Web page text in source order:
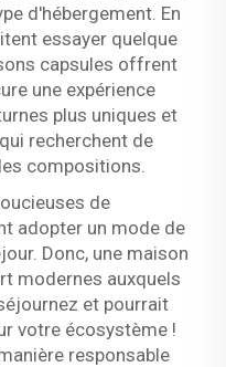
d'hébergement. En
essayer quelque
capsules offrent
une expérience
plus uniques et
recherchent de
compositions.
de
adopter un mode de
Donc, une maison
modernes auxquels
et pourrait
votre écosystème !
responsable